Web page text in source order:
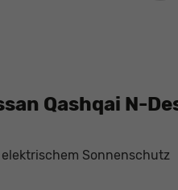
Qashqai N-
Sonnenschutz